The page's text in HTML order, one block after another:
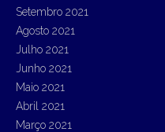
Setembro 2021
Agosto 2021
Julho 2021
Junho 2021
Maio 2021
Abril 2021
Março 2021